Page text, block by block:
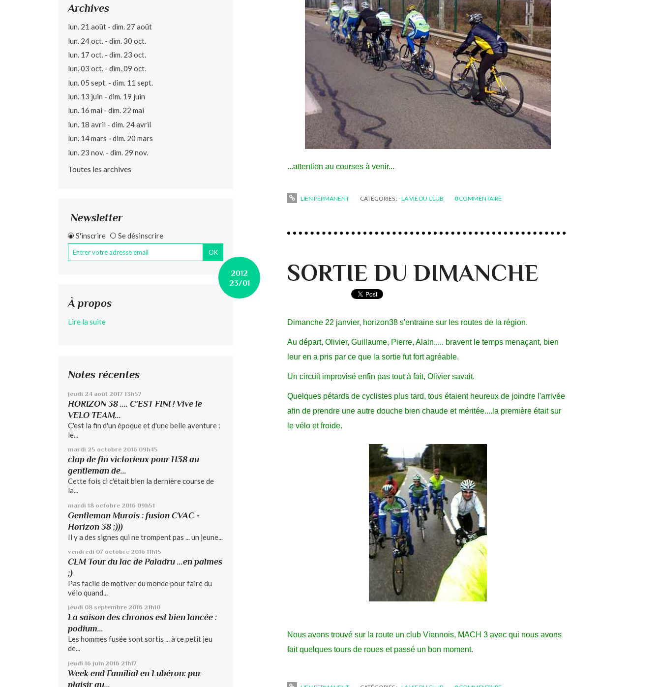
Archives
lun. 21 août - dim. 27 août
lun. 24 oct. - dim. 30 oct.
lun. 17 oct. - dim. 23 oct.
lun. 03 oct. - dim. 09 oct.
lun. 05 sept. - dim. 11 sept.
lun. 13 juin - dim. 19 juin
lun. 16 mai - dim. 22 mai
lun. 18 avril - dim. 24 avril
lun. 14 mars - dim. 20 mars
lun. 23 nov. - dim. 29 nov.
Toutes les archives
Newsletter
S'inscrire Se désinscrire
À propos
Lire la suite
Notes récentes
jeudi 24 août 2017 13h57
HORIZON 38 .... C'EST FINI ! Vive le
VELO TEAM...
C'est la fin d'un époque et d'une belle aventure :
le...
mardi 25 octobre 2016 09h45
clap de fin victorieux pour H38 au
gentleman de...
Cette fois ci c'était bien la dernière course de
la...
mardi 18 octobre 2016 09h51
Gentleman Murois : fusion CVAC -
Horizon 38 ;)))
Il y a des signes qui ne trompent pas ... un jeune...
vendredi 07 octobre 2016 11h15
CLM Tour du lac de Paladru ...en palmes
;)
Pas facile de motiver du monde pour faire du
vélo quand...
jeudi 08 septembre 2016 21h10
La saison des chronos est bien lancée :
podium...
Les hommes fusée sont sortis ... à ce petit jeu
de...
jeudi 16 juin 2016 21h17
Week end Familial en Lubéron: pur
plaisir au...
...attention au courses à venir...
LIEN PERMANENT CATÉGORIES :- LA VIE DU CLUB 0COMMENTAIRE
2012
23/01
SORTIE DU DIMANCHE
Dimanche 22 janvier, horizon38 s'entraine sur les routes de la région.
Au départ, Olivier, Guillaume, Pierre, Alain,.... bravent le temps menaçant, bien
leur en a pris par ce que la sortie fut fort agréable.
Un circuit improvisé enfin pas tout à fait, Olivier savait.
Quelques pétards de cyclistes plus tard, tous étaient heureux de joindre l'arrivée
afin de prendre une autre douche bien chaude et méritée....la première était sur
le vélo et froide.
Nous avons trouvé sur la route un club Viennois, MACH 3 avec qui nous avons
fait quelques tours de roues et passé un bon moment.